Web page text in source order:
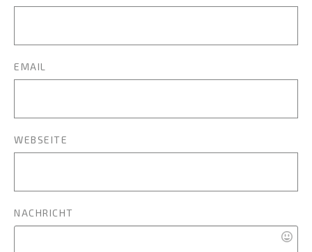
EMAIL
WEBSEITE
NACHRICHT